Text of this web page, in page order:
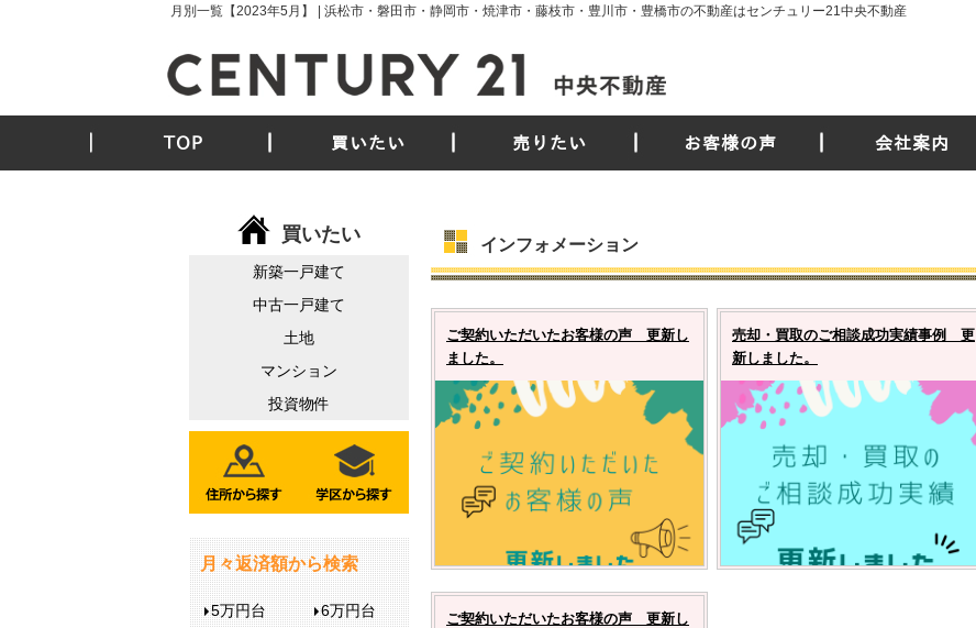
月別一覧【2023年5月】 | 浜松市・磐田市・静岡市・焼津市・藤枝市・豊川市・豊橋市の不動産はセンチュリー21中央不動産
TOP 買いたい 売りたい お客様の声 会社案内
インフォメーション
ご契約いただいたお客様の声 更新し
ました。
売却・買取のご相談成功実績事例 更
新しました。
ご契約いただいたお客様の声 更新し
買いたい
新築一戸建て
中古一戸建て
土地
マンション
投資物件
月々返済額から検索
5万円台 6万円台